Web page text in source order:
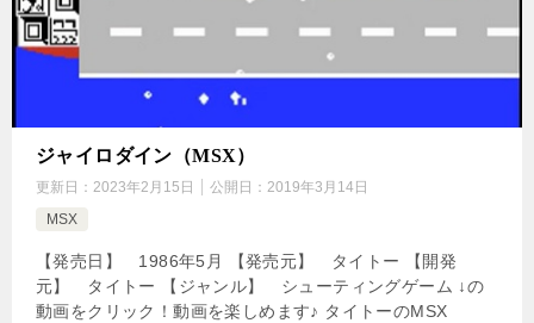
ジャイロダイン（MSX）
更新日： 2023年2月15日 公開日： 2019年3月14日
MSX
【発売日】 1986年5月 【発売元】 タイトー 【開発
元】 タイトー 【ジャンル】 シューティングゲーム ↓の
動画をクリック！動画を楽しめます♪ タイトーのMSX